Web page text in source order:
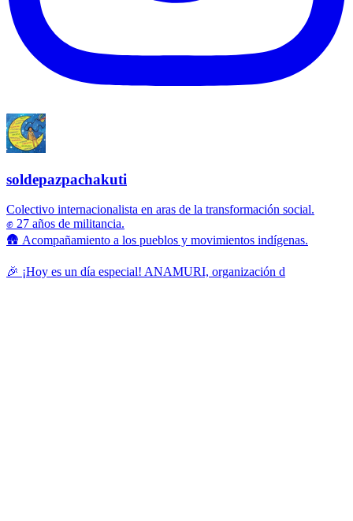
soldepazpachakuti
Colectivo internacionalista en aras de la transformación social.
✊ 27 años de militancia.
🛖 Acompañamiento a los pueblos y movimientos indígenas.
🎉 ¡Hoy es un día especial! ANAMURI, organización d